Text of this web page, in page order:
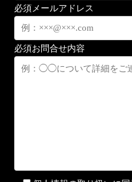
必須 メールアドレス
必須お問合せ内容